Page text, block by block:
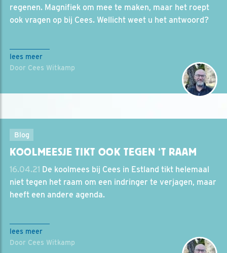
regenen. Magnifiek om mee te maken, maar het roept
ook vragen op bij Cees. Wellicht weet u het antwoord?
lees meer
Door Cees Witkamp
Blog
KOOLMEESJE TIKT OOK TEGEN ‘T RAAM
16.04.21 De koolmees bij Cees in Estland tikt helemaal
niet tegen het raam om een indringer te verjagen, maar
heeft een andere agenda.
lees meer
Door Cees Witkamp